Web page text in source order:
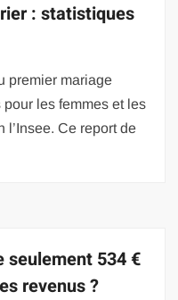
: statistiques
premier mariage
les femmes et les
l’Insee. Ce report de
seulement 534 €
revenus ?